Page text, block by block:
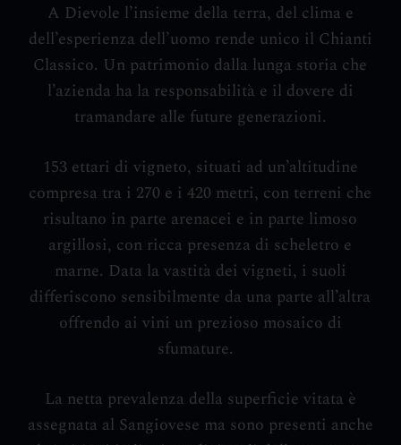
A Dievole l’insieme della terra, del clima e
dell’esperienza dell’uomo rende unico il Chianti
Classico. Un patrimonio dalla lunga storia che
l’azienda ha la responsabilità e il dovere di
tramandare alle future generazioni.
153 ettari di vigneto, situati ad un’altitudine
compresa tra i 270 e i 420 metri, con terreni che
risultano in parte arenacei e in parte limoso
argillosi, con ricca presenza di scheletro e
marne. Data la vastità dei vigneti, i suoli
differiscono sensibilmente da una parte all’altra
offrendo ai vini un prezioso mosaico di
sfumature.
La netta prevalenza della superficie vitata è
assegnata al Sangiovese ma sono presenti anche